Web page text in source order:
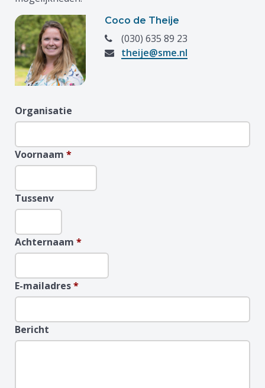
Coco de Theije
(030) 635 89 23
theije@sme.nl
Organisatie
Voornaam *
Tussenv
Achternaam *
E-mailadres*
Bericht